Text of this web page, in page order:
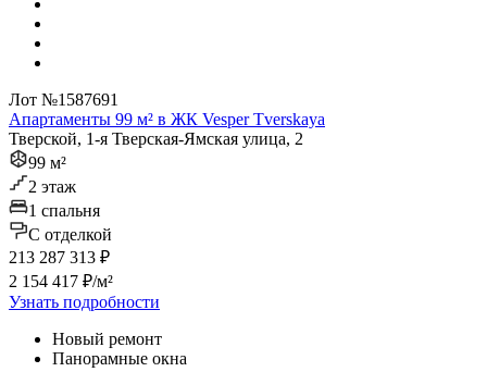
Лот №1587691
Апартаменты 99 м² в ЖК Vesper Tverskaya
Тверской, 1-я Тверская-Ямская улица, 2
99 м²
2 этаж
1 спальня
C отделкой
213 287 313 ₽
2 154 417 ₽/м²
Узнать подробности
Новый ремонт
Панорамные окна